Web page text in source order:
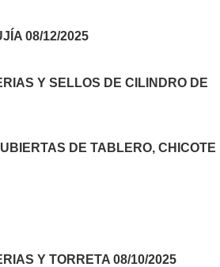
08/12/2025
Y SELLOS DE CILINDRO DE
DE TABLERO, CHICOTE
Y TORRETA 08/10/2025